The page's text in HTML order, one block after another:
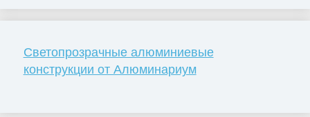
Светопрозрачные алюминиевые
конструкции от Алюминариум